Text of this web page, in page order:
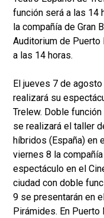
función será a las 14
la compañía de Gran
Auditorium de
a las 14 horas.
El jueves 7 de
realizará su
Trelew. Doble
se realizará el taller
híbridos (España) en
viernes 8 la
espectáculo en el
ciudad con doble
9 se presentarán en
Pirámides. En